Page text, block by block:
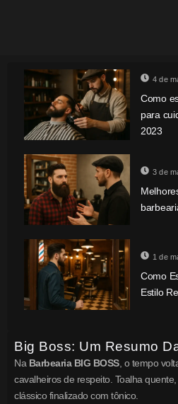
4 de
Como
para
2023
3 de
1 de
Como
Estilo
Big Boss: Um Resumo
Na Barbearia BIG BOSS, o tempo
cavalheiros de respeito. Toalha
clássico finalizado com tônico.